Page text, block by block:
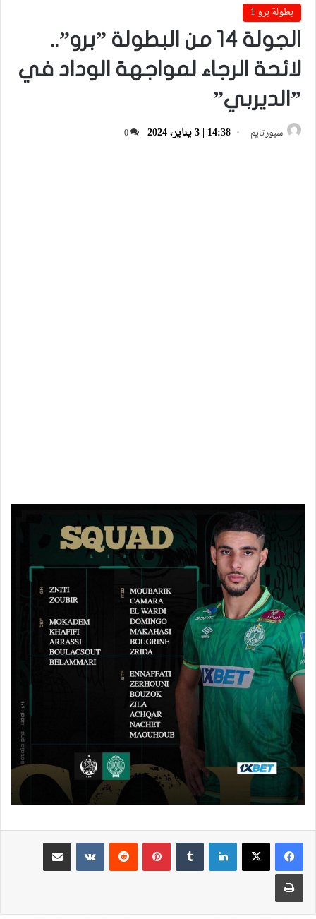
بطولة برو 1
الجولة 14 من البطولة ”برو”..
لائحة الرجاء لمواجهة الوداد في
”الديربي”
سبورتايم 14:38 | 3 يناير، 2024 0
لينكدإن بينتيريست
مشاركة عبر البريد
طباعة